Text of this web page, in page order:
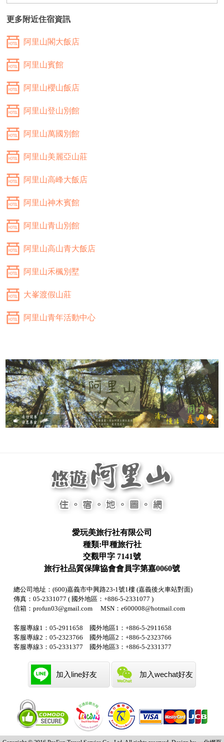
更多附近住宿資訊
阿里山閣大飯店
阿里山賓館
阿里山櫻山飯店
阿里山登山別館
阿里山萬國別館
阿里山美麗亞山莊
阿里山高峰大飯店
阿里山神木賓館
阿里山青山別館
阿里山高山青大飯店
阿里山禾楓別墅
大峯渡假山莊
阿里山青年活動中心
愛玩美旅行社有限公司
種類:甲種旅行社
交觀甲字 7141號
旅行社品質保障協會會員字第嘉0060號
總公司地址：(600)嘉義市中興路23-1號1樓 (嘉義後火車站對面)
傳真：05-2331077 ( 國外地區：+886-5-2331077 )
信箱：profun03@gmail.com MSN：e600008@hotmail.com
客服專線1：05-2911658 國外地區1：+886-5-2911658
客服專線2：05-2323766 國外地區2：+886-5-2323766
客服專線3：05-2331377 國外地區3：+886-5-2331377
加入line好友 加入wechat好友